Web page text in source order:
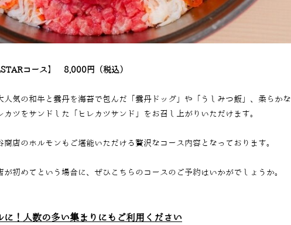
コース】 8,000円（税込）
人気の和牛と雲丹を海苔で包んだ「雲丹ドッグ」や「うしみつ飯」、柔らかな
ツをサンドした「ヒレカツサンド」をお召し上がりいただけます。
店のホルモンもご堪能いただける贅沢なコース内容となっております。
初めてという場合に、ぜひこちらのコースのご予約はいかがでしょうか。
！人数の多い集まりにもご利用ください